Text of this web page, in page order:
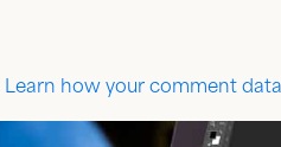
Learn how your comment